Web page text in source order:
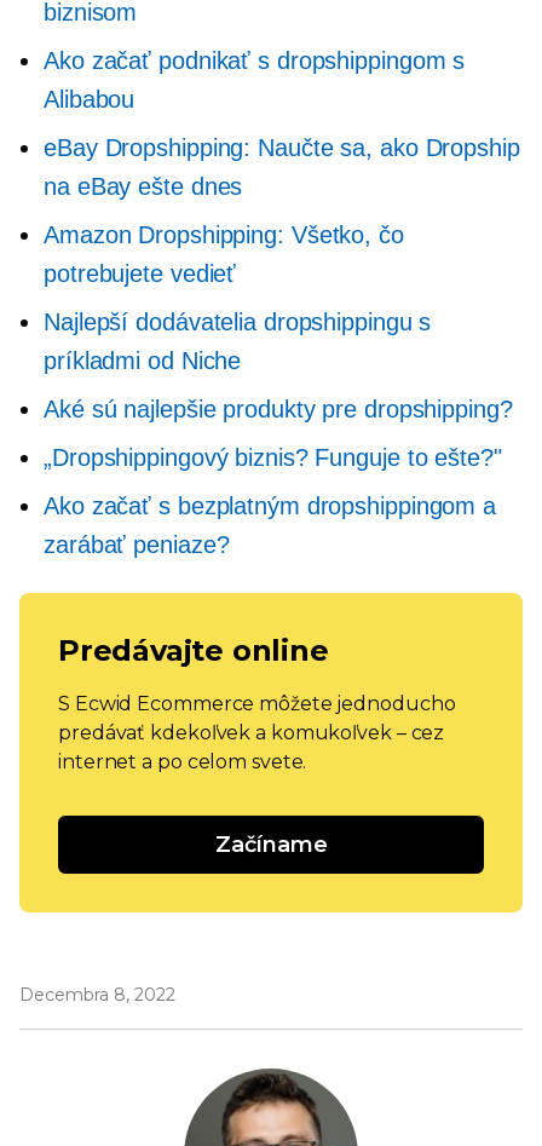
biznisom
Ako začať podnikať s dropshippingom s
Alibabou
eBay Dropshipping: Naučte sa, ako Dropship
na eBay ešte dnes
Amazon Dropshipping: Všetko, čo
potrebujete vedieť
Najlepší dodávatelia dropshippingu s
príkladmi od Niche
Aké sú najlepšie produkty pre dropshipping?
„Dropshippingový biznis? Funguje to ešte?"
Ako začať s bezplatným dropshippingom a
zarábať peniaze?
Predávajte online
S Ecwid Ecommerce môžete jednoducho
predávať kdekoľvek a komukoľvek – cez
internet a po celom svete.
Začíname
Decembra 8, 2022